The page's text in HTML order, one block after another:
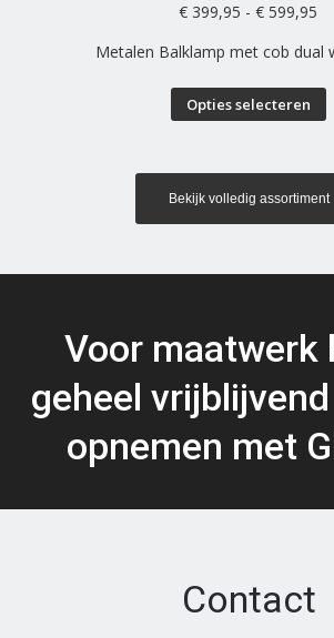
€ 399,95 - € 599,95
Metalen Balklamp met cob dual
Opties selecteren
Bekijk volledig assortiment
Voor maatwerk
geheel
opnemen met
Contact